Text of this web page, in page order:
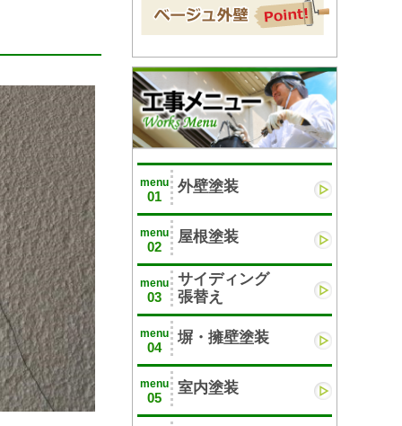
menu
01
外壁塗装
menu
02
屋根塗装
menu
03
サイディング
張替え
menu
04
塀・擁壁塗装
menu
05
室内塗装